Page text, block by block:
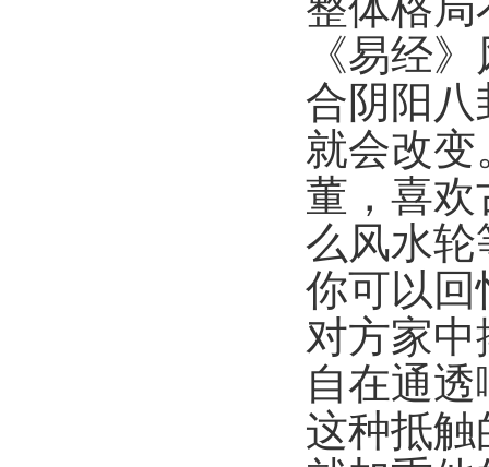
《易经
合阴阳
就会改
董，喜欢
么风水轮
你可以回
对方家
自在通
这种抵